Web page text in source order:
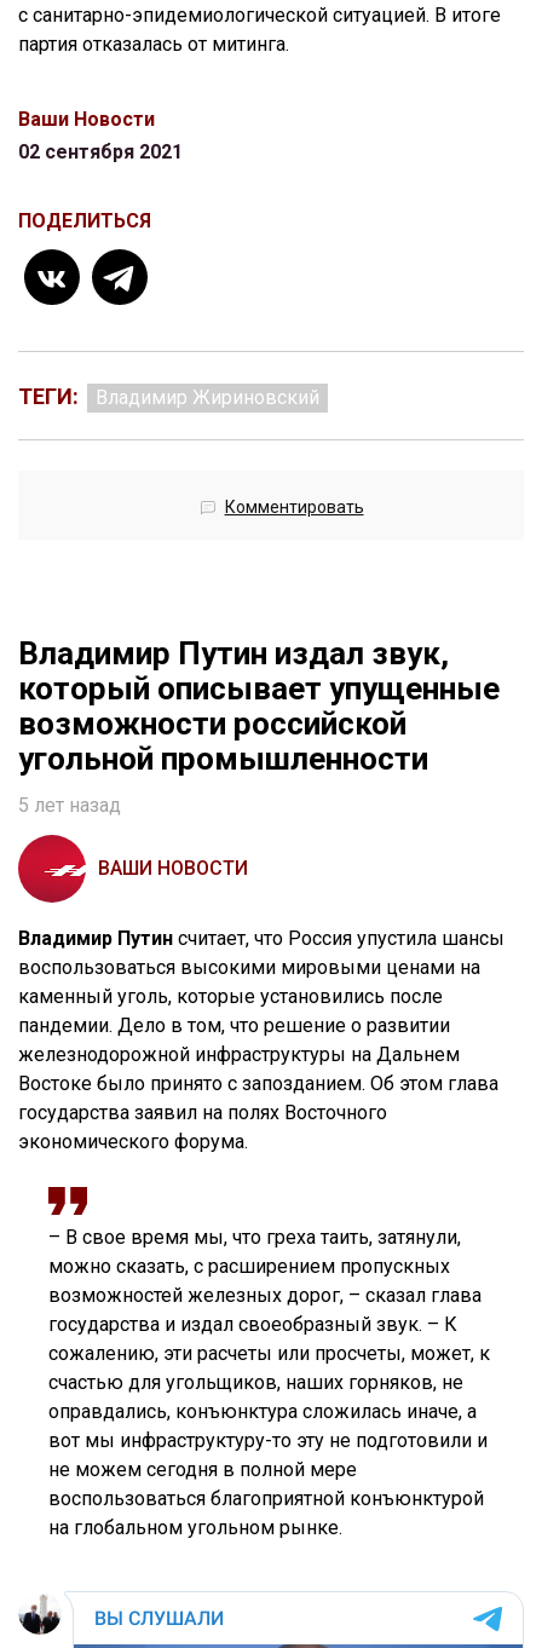
с санитарно-эпидемиологической ситуацией. В итоге
партия отказалась от митинга.
Ваши Новости
02 сентября 2021
ПОДЕЛИТЬСЯ
ТЕГИ: Владимир Жириновский
Комментировать
Владимир Путин издал звук,
который описывает упущенные
возможности российской
угольной промышленности
5 лет назад
ВАШИ НОВОСТИ
Владимир Путин считает, что Россия упустила шансы
воспользоваться высокими мировыми ценами на
каменный уголь, которые установились после
пандемии. Дело в том, что решение о развитии
железнодорожной инфраструктуры на Дальнем
Востоке было принято с запозданием. Об этом глава
государства заявил на полях Восточного
экономического форума.
– В свое время мы, что греха таить, затянули,
можно сказать, с расширением пропускных
возможностей железных дорог, – сказал глава
государства и издал своеобразный звук. – К
сожалению, эти расчеты или просчеты, может, к
счастью для угольщиков, наших горняков, не
оправдались, конъюнктура сложилась иначе, а
вот мы инфраструктуру-то эту не подготовили и
не можем сегодня в полной мере
воспользоваться благоприятной конъюнктурой
на глобальном угольном рынке.